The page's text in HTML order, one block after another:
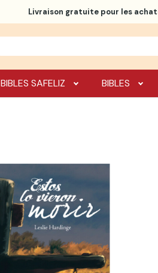
Livraison gratuitepour les
BIBLES SAFELIZ BIBLES